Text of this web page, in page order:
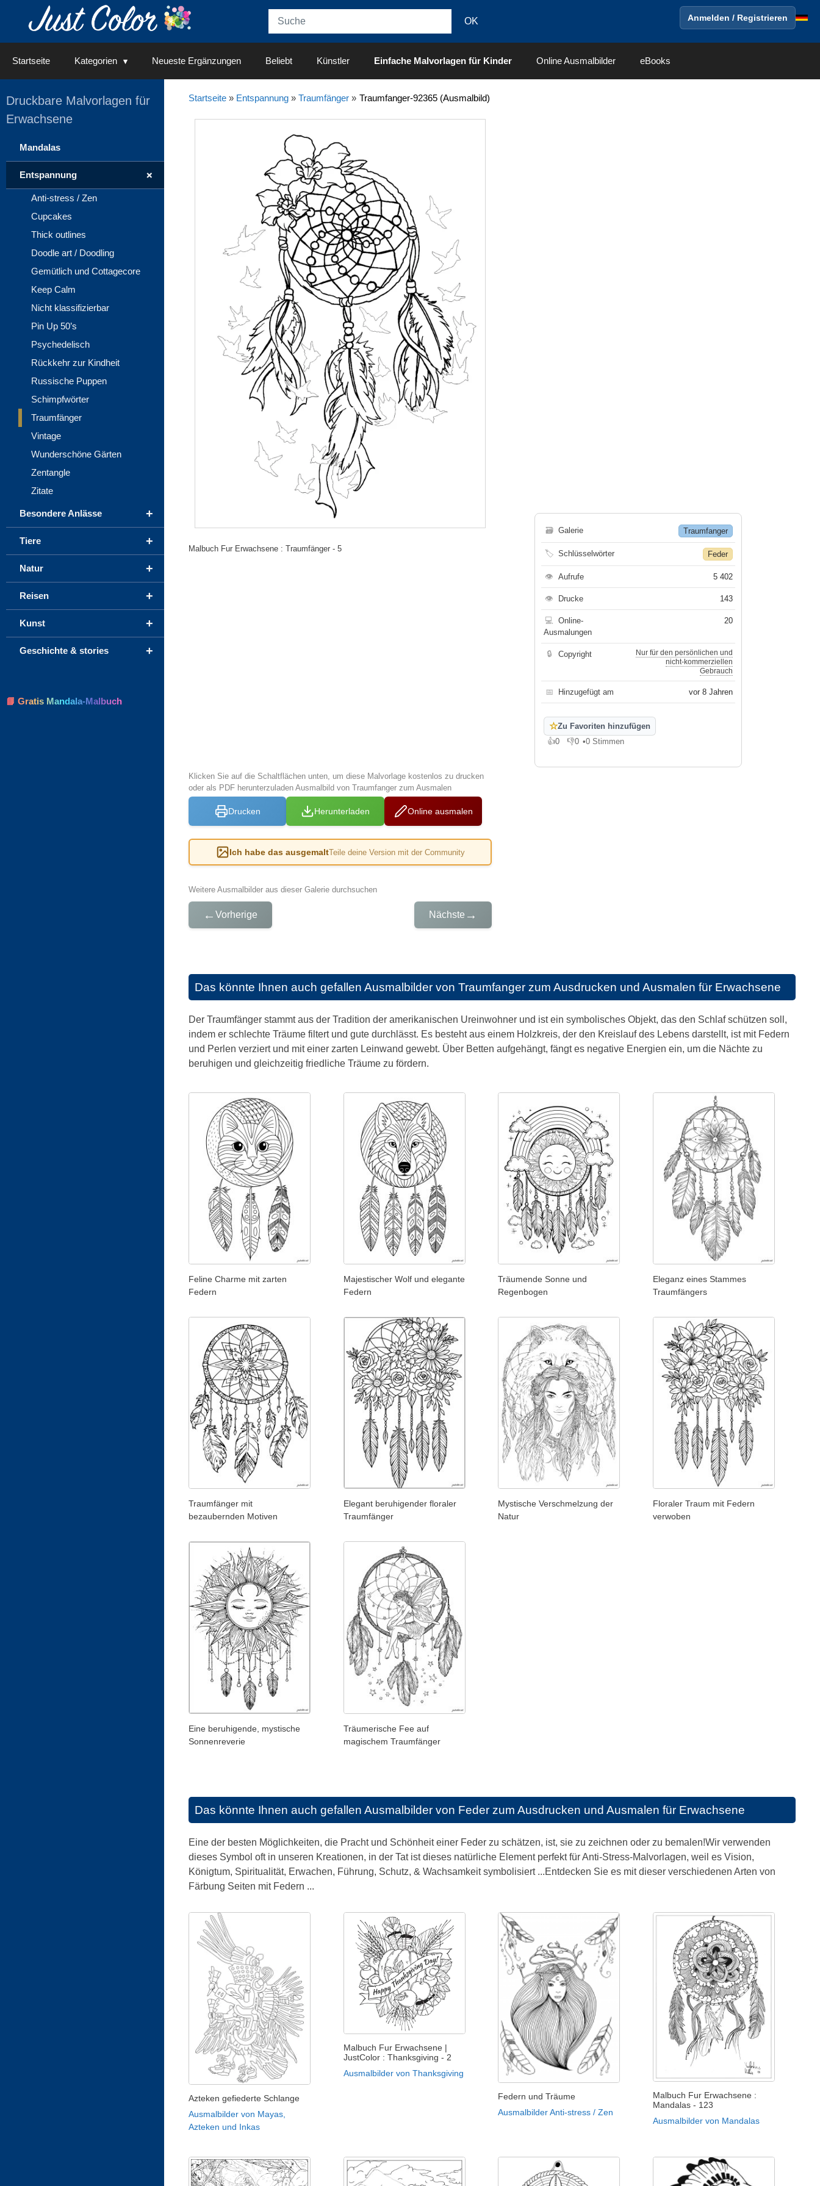
Anmelden / Registrieren
Startseite Kategorien Neueste Ergänzungen Beliebt Künstler Einfache Malvorlagen für Kinder Online Ausmalbilder eBooks
Startseite» Entspannung» Traumfänger» Traumfanger-92365 (Ausmalbild)
Malbuch Fur Erwachsene : Traumfänger - 5
Klicken Sie auf die Schaltflächen unten, um diese Malvorlage kostenlos zu drucken
oder als PDF herunterzuladen Ausmalbild von Traumfanger zum Ausmalen
Drucken Herunterladen Online ausmalen
Ich habe das ausgemaltTeile deine Version mit der Community
Weitere Ausmalbilder aus dieser Galerie durchsuchen
← Vorherige Nächste →
🗃 Galerie Traumfanger
🏷 Schlüsselwörter Feder
👁 Aufrufe 5 402
👁 Drucke 143
💻
Online-
Ausmalungen
20
🔒 Copyright
Nur für den persönlichen und
nicht-kommerziellen
Gebrauch
📅 Hinzugefügt am vor 8 Jahren
☆Zu Favoriten hinzufügen
👍0
Gefällt mir
👎0
Gefällt mir nicht
•0 Stimmen
Das könnte Ihnen auch gefallen Ausmalbilder von Traumfanger zum Ausdrucken und Ausmalen für Erwachsene
Der Traumfänger stammt aus der Tradition der amerikanischen Ureinwohner und ist ein symbolisches Objekt, das den Schlaf schützen soll,
indem er schlechte Träume filtert und gute durchlässt. Es besteht aus einem Holzkreis, der den Kreislauf des Lebens darstellt, ist mit Federn
und Perlen verziert und mit einer zarten Leinwand gewebt. Über Betten aufgehängt, fängt es negative Energien ein, um die Nächte zu
beruhigen und gleichzeitig friedliche Träume zu fördern.
Feline Charme mit zarten
Federn
Majestischer Wolf und elegante
Federn
Träumende Sonne und
Regenbogen
Eleganz eines Stammes
Traumfängers
Traumfänger mit
bezaubernden Motiven
Elegant beruhigender floraler
Traumfänger
Mystische Verschmelzung der
Natur
Floraler Traum mit Federn
verwoben
Eine beruhigende, mystische
Sonnenreverie
Träumerische Fee auf
magischem Traumfänger
Das könnte Ihnen auch gefallen Ausmalbilder von Feder zum Ausdrucken und Ausmalen für Erwachsene
Eine der besten Möglichkeiten, die Pracht und Schönheit einer Feder zu schätzen, ist, sie zu zeichnen oder zu bemalen!Wir verwenden
dieses Symbol oft in unseren Kreationen, in der Tat ist dieses natürliche Element perfekt für Anti-Stress-Malvorlagen, weil es Vision,
Königtum, Spiritualität, Erwachen, Führung, Schutz, & Wachsamkeit symbolisiert ...Entdecken Sie es mit dieser verschiedenen Arten von
Färbung Seiten mit Federn ...
Azteken gefiederte Schlange
Ausmalbilder von Mayas,
Azteken und Inkas
Malbuch Fur Erwachsene |
JustColor : Thanksgiving - 2
Ausmalbilder von Thanksgiving
Federn und Träume
Ausmalbilder Anti-stress / Zen
Malbuch Fur Erwachsene :
Mandalas - 123
Ausmalbilder von Mandalas
Druckbare Malvorlagen für
Erwachsene
Mandalas
+
Entspannung
Anti-stress / Zen
Cupcakes
Thick outlines
Doodle art / Doodling
Gemütlich und Cottagecore
Keep Calm
Nicht klassifizierbar
Pin Up 50’s
Psychedelisch
Rückkehr zur Kindheit
Russische Puppen
Schimpfwörter
Traumfänger
Vintage
Wunderschöne Gärten
Zentangle
Zitate
+
Besondere Anlässe
+
Tiere
+
Natur
+
Reisen
+
Kunst
+
Geschichte & stories
📘 Gratis Mandala-Malbuch